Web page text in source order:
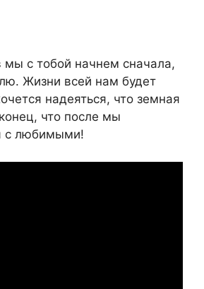
с тобой начнем сначала,
Жизни всей нам будет
надеяться, что земная
что после мы
с любимыми!